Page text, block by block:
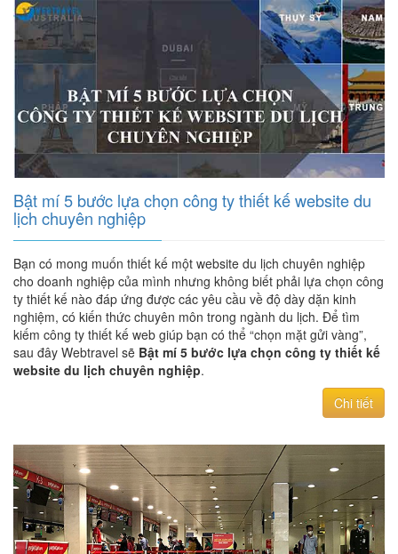
Bật mí 5 bước lựa chọn công ty thiết kế website du
lịch chuyên nghiệp
Bạn có mong muốn thiết kế một website du lịch chuyên nghiệp
cho doanh nghiệp của mình nhưng không biết phải lựa chọn công
ty thiết kế nào đáp ứng được các yêu cầu về độ dày dặn kinh
nghiệm, có kiến thức chuyên môn trong ngành du lịch. Để tìm
kiếm công ty thiết kế web giúp bạn có thể “chọn mặt gửi vàng”,
sau đây Webtravel sẽ Bật mí 5 bước lựa chọn công ty thiết kế
website du lịch chuyên nghiệp.
Chi tiết